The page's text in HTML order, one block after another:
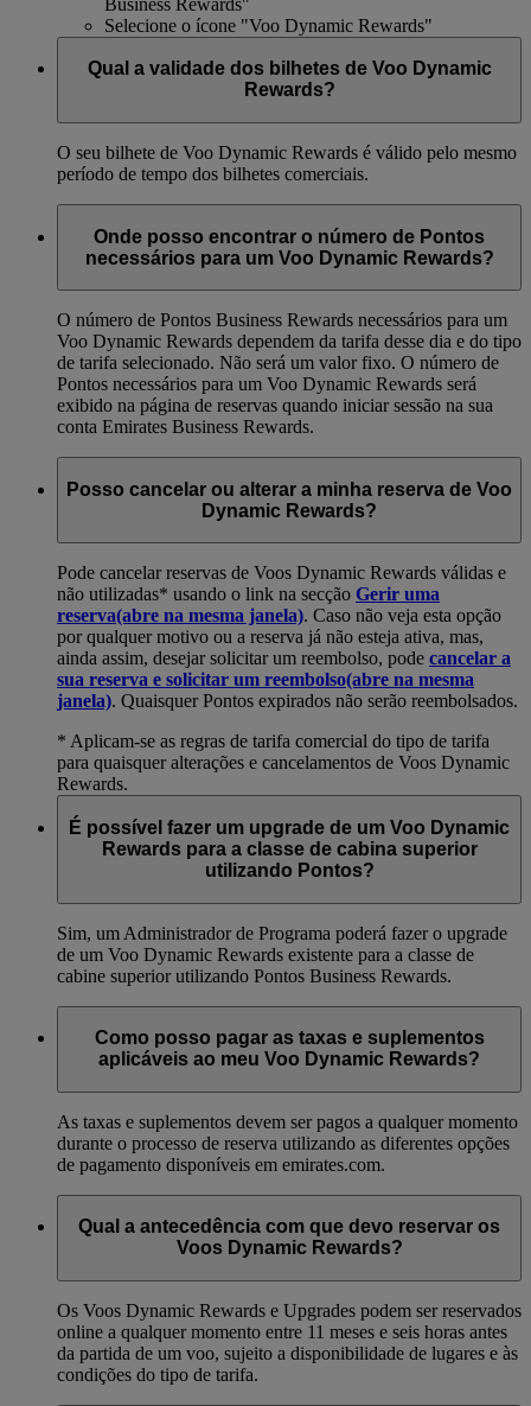
Selecione o ícone "Voo Dynamic Rewards"
Qual a validade dos bilhetes de Voo Dynamic
Rewards?
O seu bilhete de Voo Dynamic Rewards é válido pelo mesmo
período de tempo dos bilhetes comerciais.
Onde posso encontrar o número de Pontos
necessários para um Voo Dynamic Rewards?
O número de Pontos Business Rewards necessários para um
Voo Dynamic Rewards dependem da tarifa desse dia e do tipo
de tarifa selecionado. Não será um valor fixo. O número de
Pontos necessários para um Voo Dynamic Rewards será
exibido na página de reservas quando iniciar sessão na sua
conta Emirates Business Rewards.
Posso cancelar ou alterar a minha reserva de Voo
Dynamic Rewards?
Pode cancelar reservas de Voos Dynamic Rewards válidas e
não utilizadas* usando o link na secção Gerir uma
reserva(abre na mesma janela). Caso não veja esta opção
por qualquer motivo ou a reserva já não esteja ativa, mas,
ainda assim, desejar solicitar um reembolso, pode cancelar a
sua reserva e solicitar um reembolso(abre na mesma
janela). Quaisquer Pontos expirados não serão reembolsados.
* Aplicam-se as regras de tarifa comercial do tipo de tarifa
para quaisquer alterações e cancelamentos de Voos Dynamic
Rewards.
É possível fazer um upgrade de um Voo Dynamic
Rewards para a classe de cabina superior
utilizando Pontos?
Sim, um Administrador de Programa poderá fazer o upgrade
de um Voo Dynamic Rewards existente para a classe de
cabine superior utilizando Pontos Business Rewards.
Como posso pagar as taxas e suplementos
aplicáveis ao meu Voo Dynamic Rewards?
As taxas e suplementos devem ser pagos a qualquer momento
durante o processo de reserva utilizando as diferentes opções
de pagamento disponíveis em emirates.com.
Qual a antecedência com que devo reservar os
Voos Dynamic Rewards?
Os Voos Dynamic Rewards e Upgrades podem ser reservados
online a qualquer momento entre 11 meses e seis horas antes
da partida de um voo, sujeito a disponibilidade de lugares e às
condições do tipo de tarifa.